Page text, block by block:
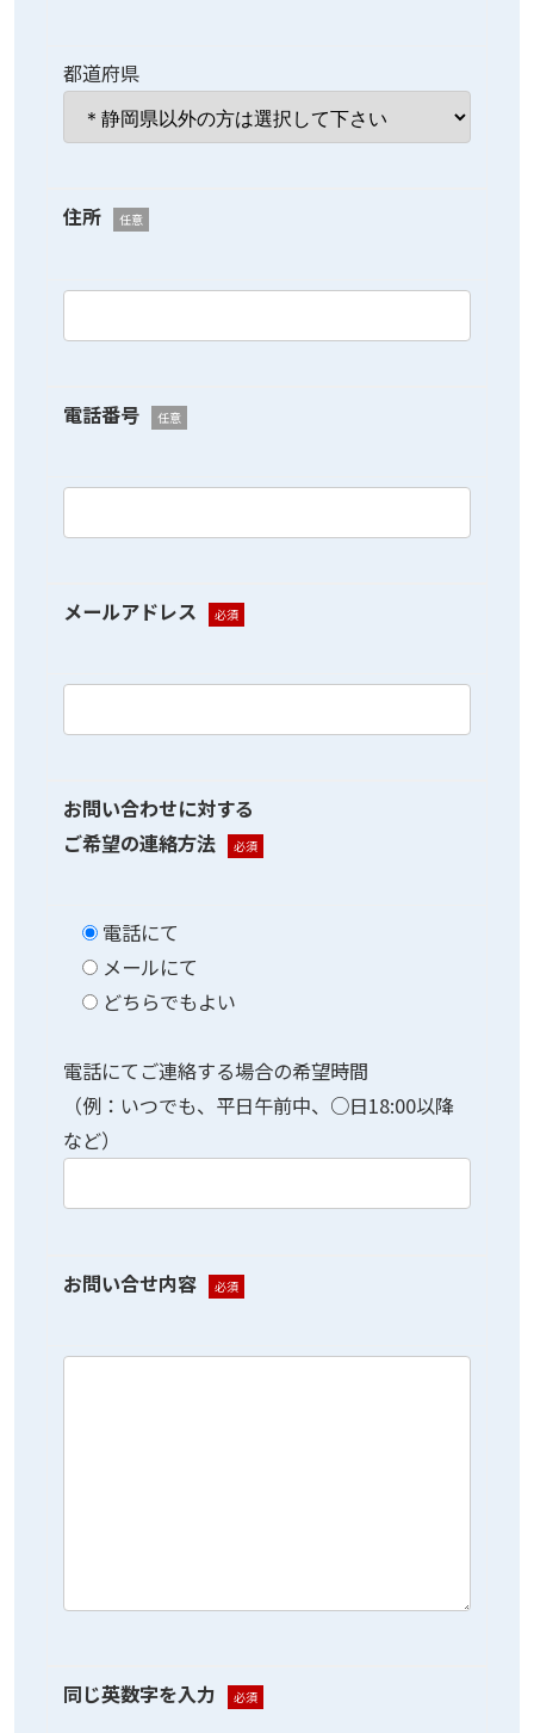
都道府県
住所 任意
電話番号 任意
メールアドレス 必須
お問い合わせに対する
ご希望の連絡方法
必須
電話にて
メールにて
どちらでもよい
電話にてご連絡する場合の希望時間
（例：いつでも、平日午前中、○日18:00以降
など）
お問い合せ内容 必須
同じ英数字を入力 必須